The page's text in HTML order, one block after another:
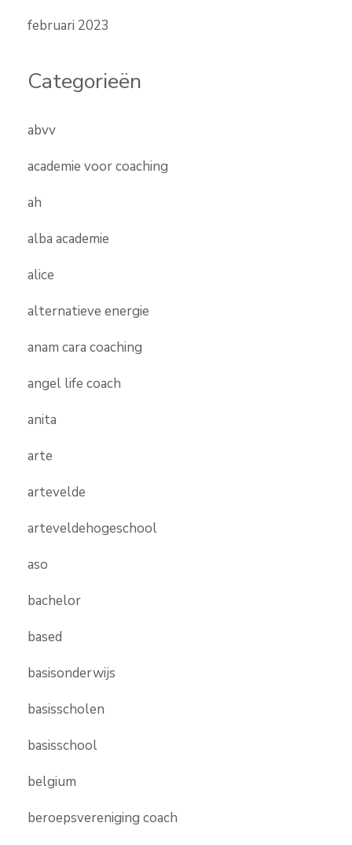
februari 2023
Categorieën
abvv
academie voor coaching
ah
alba academie
alice
alternatieve energie
anam cara coaching
angel life coach
anita
arte
artevelde
arteveldehogeschool
aso
bachelor
based
basisonderwijs
basisscholen
basisschool
belgium
beroepsvereniging coach